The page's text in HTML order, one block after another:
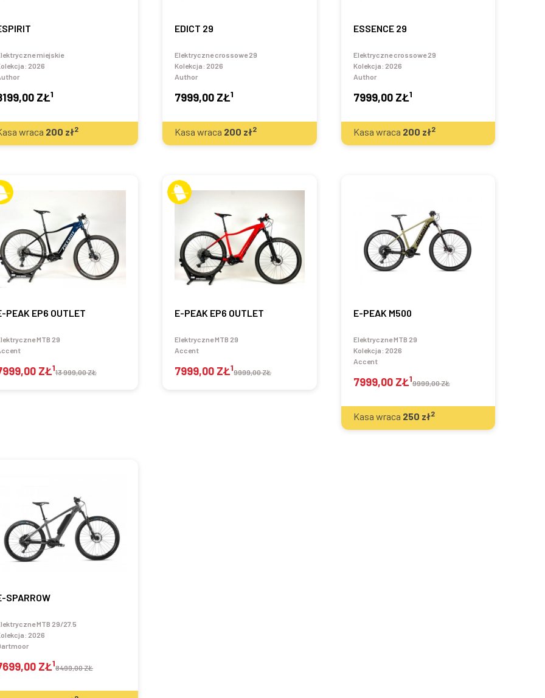
miejskie
2026
ZŁ1
wraca 200 zł2
EDICT 29
Elektryczne crossowe 29
Kolekcja: 2026
Author
7999,00 ZŁ1
Kasa wraca 200 zł2
ESSENCE 29
Elektryczne crossowe 29
Kolekcja: 2026
Author
7999,00 ZŁ1
Kasa wraca 200 zł2
PEAK EP6 OUTLET
MTB 29
ZŁ113 999,00 ZŁ
E-PEAK EP6 OUTLET
Elektryczne MTB 29
Accent
7999,00 ZŁ19999,00 ZŁ
E-PEAK M500
Elektryczne MTB 29
Kolekcja: 2026
Accent
7999,00 ZŁ19999,00 ZŁ
Kasa wraca 250 zł2
SPARROW
MTB 29/27.5
2026
ZŁ18499,00 ZŁ